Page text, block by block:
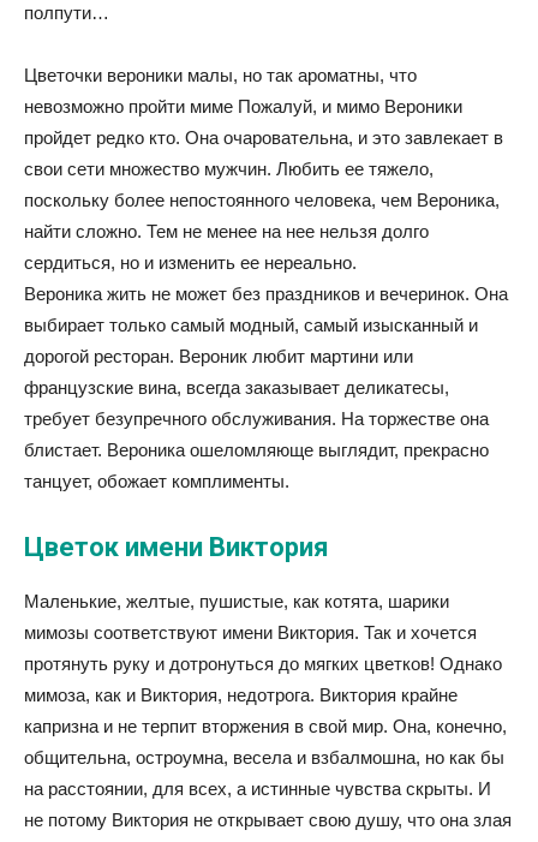
полпути…
Цветочки вероники малы, но так ароматны, что
невозможно пройти миме Пожалуй, и мимо Вероники
пройдет редко кто. Она очаровательна, и это завлекает в
свои сети множество мужчин. Любить ее тяжело,
поскольку более непостоянного человека, чем Вероника,
найти сложно. Тем не менее на нее нельзя долго
сердиться, но и изменить ее нереально.
Вероника жить не может без праздников и вечеринок. Она
выбирает только самый модный, самый изысканный и
дорогой ресторан. Вероник любит мартини или
французские вина, всегда заказывает деликатесы,
требует безупречного обслуживания. На торжестве она
блистает. Вероника ошеломляюще выглядит, прекрасно
танцует, обожает комплименты.
Цветок имени Виктория
Маленькие, желтые, пушистые, как котята, шарики
мимозы соответствуют имени Виктория. Так и хочется
протянуть руку и дотронуться до мягких цветков! Однако
мимоза, как и Виктория, недотрога. Виктория крайне
капризна и не терпит вторжения в свой мир. Она, конечно,
общительна, остроумна, весела и взбалмошна, но как бы
на расстоянии, для всех, а истинные чувства скрыты. И
не потому Виктория не открывает свою душу, что она злая